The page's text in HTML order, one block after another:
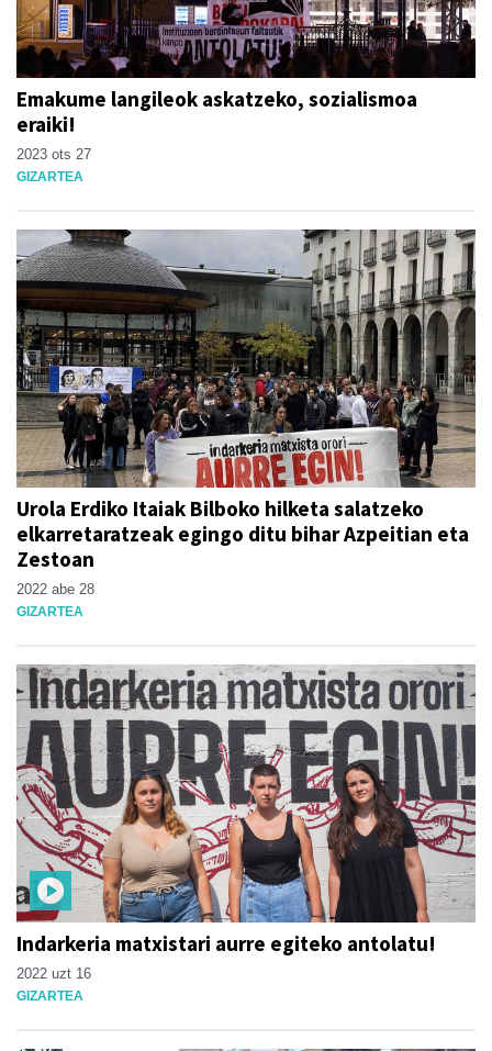
Emakume langileok askatzeko, sozialismoa
eraiki!
2023 ots 27
GIZARTEA
Urola Erdiko Itaiak Bilboko hilketa salatzeko
elkarretaratzeak egingo ditu bihar Azpeitian eta
Zestoan
2022 abe 28
GIZARTEA
Indarkeria matxistari aurre egiteko antolatu!
2022 uzt 16
GIZARTEA